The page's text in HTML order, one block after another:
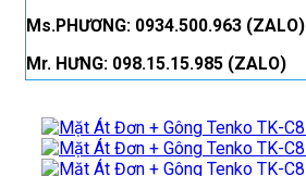
Ms.PHƯƠNG: 0934.500.963 (ZALO)
Mr. HƯNG: 098.15.15.985 (ZALO)